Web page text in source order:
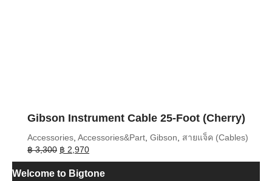
Gibson Instrument Cable 25-Foot (Cherry)
Accessories, Accessories&Part, Gibson, สายแจ็ค (Cables)
฿3,300 Original
price
was:
฿ 2,970Current
price
is:
Welcome to Bigtone